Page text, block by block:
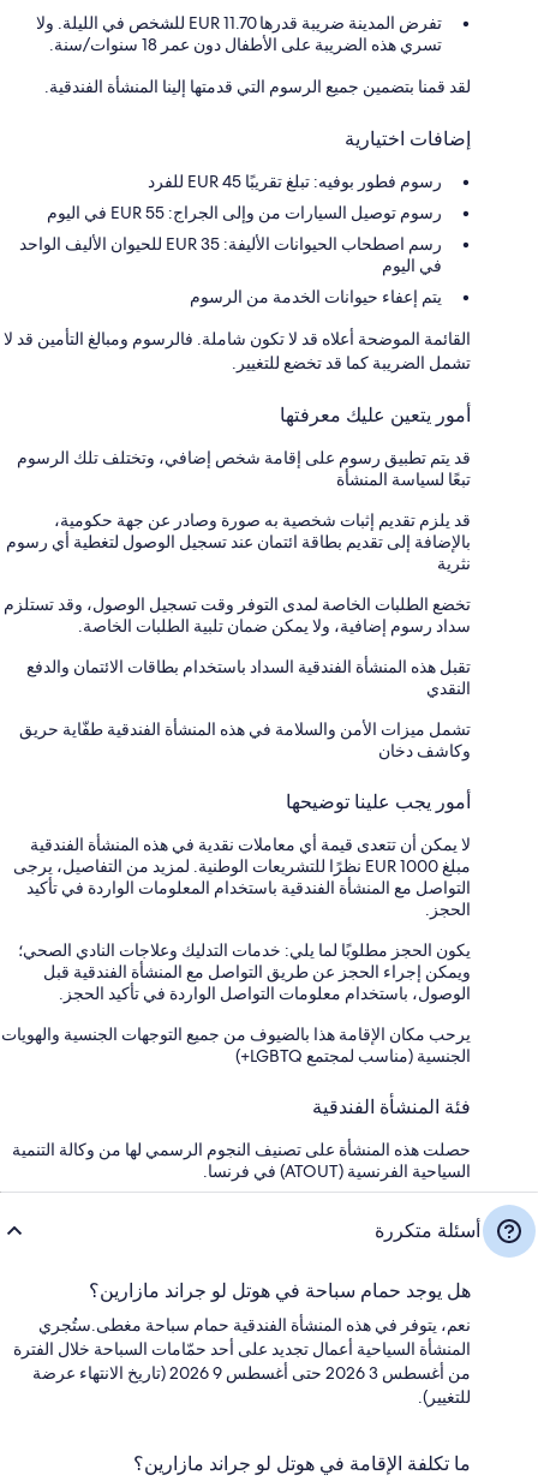
تفرض المدينة ضريبة قدرها 11.70 EUR للشخص في الليلة. ولا
تسري هذه الضريبة على الأطفال دون عمر 18 سنوات/سنة.
لقد قمنا بتضمين جميع الرسوم التي قدمتها إلينا المنشأة الفندقية.
إضافات اختيارية
رسوم فطور بوفيه: تبلغ تقريبًا 45 EUR للفرد
رسوم توصيل السيارات من وإلى الجراج: 55 EUR في اليوم
رسم اصطحاب الحيوانات الأليفة: 35 EUR للحيوان الأليف الواحد
في اليوم
يتم إعفاء حيوانات الخدمة من الرسوم
القائمة الموضحة أعلاه قد لا تكون شاملة. فالرسوم ومبالغ التأمين قد لا
تشمل الضريبة كما قد تخضع للتغيير.
أمور يتعين عليك معرفتها
قد يتم تطبيق رسوم على إقامة شخص إضافي، وتختلف تلك الرسوم
تبعًا لسياسة المنشأة
قد يلزم تقديم إثبات شخصية به صورة وصادر عن جهة حكومية،
بالإضافة إلى تقديم بطاقة ائتمان عند تسجيل الوصول لتغطية أي رسوم
نثرية
تخضع الطلبات الخاصة لمدى التوفر وقت تسجيل الوصول، وقد تستلزم
سداد رسوم إضافية، ولا يمكن ضمان تلبية الطلبات الخاصة.
تقبل هذه المنشأة الفندقية السداد باستخدام بطاقات الائتمان والدفع
النقدي
تشمل ميزات الأمن والسلامة في هذه المنشأة الفندقية طفّاية حريق
وكاشف دخان
أمور يجب علينا توضيحها
لا يمكن أن تتعدى قيمة أي معاملات نقدية في هذه المنشأة الفندقية
مبلغ EUR 1000 نظرًا للتشريعات الوطنية. لمزيد من التفاصيل، يرجى
التواصل مع المنشأة الفندقية باستخدام المعلومات الواردة في تأكيد
الحجز.
يكون الحجز مطلوبًا لما يلي: خدمات التدليك وعلاجات النادي الصحي؛
ويمكن إجراء الحجز عن طريق التواصل مع المنشأة الفندقية قبل
الوصول، باستخدام معلومات التواصل الواردة في تأكيد الحجز.
يرحب مكان الإقامة هذا بالضيوف من جميع التوجهات الجنسية والهويات
الجنسية (مناسب لمجتمع LGBTQ+)
فئة المنشأة الفندقية
حصلت هذه المنشأة على تصنيف النجوم الرسمي لها من وكالة التنمية
السياحية الفرنسية (ATOUT) في فرنسا.
أسئلة متكررة
هل يوجد حمام سباحة في هوتل لو جراند مازارين؟
نعم، يتوفر في هذه المنشأة الفندقية حمام سباحة مغطى.ستُجري
المنشأة السياحية أعمال تجديد على أحد حمّامات السباحة خلال الفترة
من أغسطس 3 2026 حتى أغسطس 9 2026 (تاريخ الانتهاء عرضة
للتغيير).
ما تكلفة الإقامة في هوتل لو جراند مازارين؟